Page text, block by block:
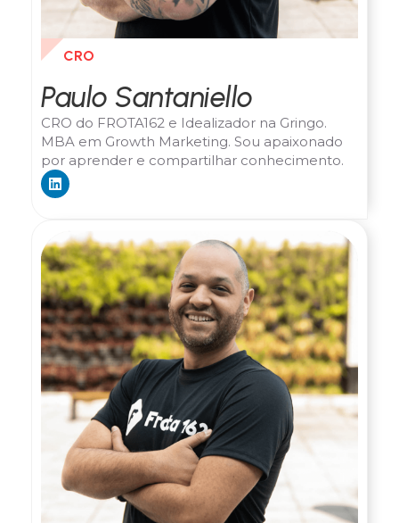
CRO
Paulo Santaniello
CRO do FROTA162 e Idealizador na Gringo.
MBA em Growth Marketing. Sou apaixonado
por aprender e compartilhar conhecimento.